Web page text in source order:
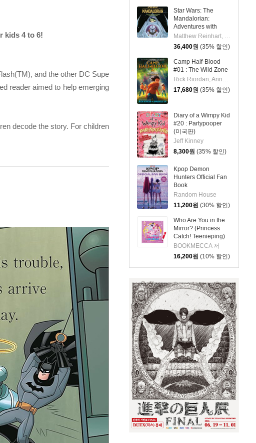
Star Wars: The
Mandalorian:
Adventures with
Grogu: Pop-Up
Storybook
Matthew Reinhart, S.T. Bende
36,400원 (35% 할인)
Camp Half-Blood
#01 : The Wild Zone
Rick Riordan, Annabelle Oh
17,680원 (35% 할인)
Diary of a Wimpy Kid
#20 : Partypooper
(미국판)
Jeff Kinney
8,300원 (35% 할인)
Kpop Demon
Hunters Official Fan
Book
Random House
11,200원 (30% 할인)
Who Are You in the
Mirror? (Princess
Catch! Teenieping)
(세이펜호환 / QR음원
포함)
BOOKMECCA 저
16,200원 (10% 할인)
kids 4 to 6!
and the other DC Supe
reader aimed to help emerging
decode the story. For children